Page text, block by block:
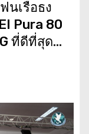
นเรือธง
Pura 80
ที่ดีที่สุด